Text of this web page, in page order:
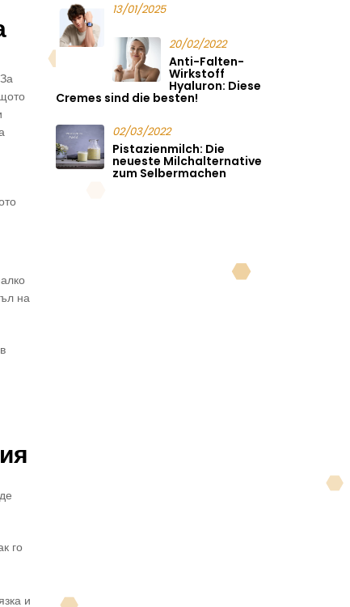
на
го
и
13/01/2025
20/02/2022
Anti-Falten-
Wirkstoff
Hyaluron: Diese
Cremes sind die besten!
02/03/2022
Pistazienmilch: Die
neueste Milchalternative
zum Selbermachen